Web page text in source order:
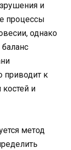
и
процессы
однако
приводит к
и
метод